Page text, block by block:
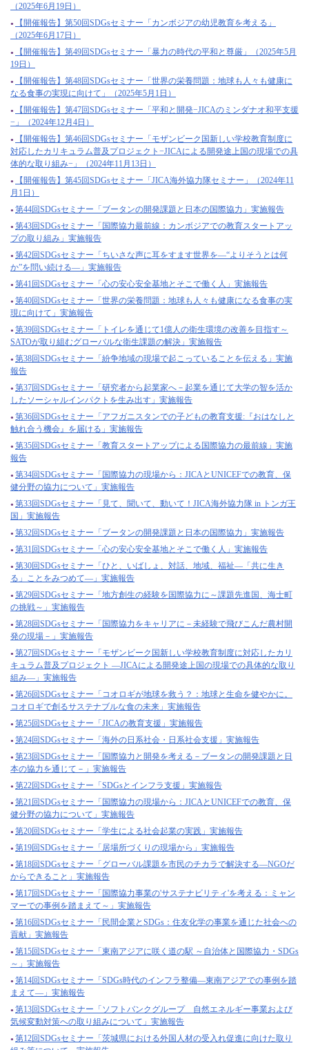
（2025年6月19日）
【開催報告】第50回SDGsセミナー「カンボジアの幼児教育を考える」
（2025年6月17日）
【開催報告】第49回SDGsセミナー「暴力の時代の平和と尊厳」（2025年5月
19日）
【開催報告】第48回SDGsセミナー「世界の栄養問題：地球も人々も健康に
なる食事の実現に向けて」（2025年5月1日）
【開催報告】第47回SDGsセミナー「平和と開発−JICAのミンダナオ和平支援
−」（2024年12月4日）
【開催報告】第46回SDGsセミナー「モザンビーク国新しい学校教育制度に
対応したカリキュラム普及プロジェクト−JICAによる開発途上国の現場での具
体的な取り組み−」（2024年11月13日）
【開催報告】第45回SDGsセミナー「JICA海外協力隊セミナー」（2024年11
月1日）
第44回SDGsセミナー「ブータンの開発課題と日本の国際協力」実施報告
第43回SDGsセミナー「国際協力最前線：カンボジアでの教育スタートアッ
プの取り組み」実施報告
第42回SDGsセミナー「ちいさな声に耳をすます世界を―“よりそうとは何
か”を問い続ける―」実施報告
第41回SDGsセミナー「心の安心安全基地とそこで働く人」実施報告
第40回SDGsセミナー「世界の栄養問題：地球も人々も健康になる食事の実
現に向けて」実施報告
第39回SDGsセミナー「トイレを通じて1億人の衛生環境の改善を目指す～
SATOが取り組むグローバルな衛生課題の解決」実施報告
第38回SDGsセミナー「紛争地域の現場で起こっていることを伝える」実施
報告
第37回SDGsセミナー「研究者から起業家へ－起業を通じて大学の智を活か
したソーシャルインパクトを生み出す」実施報告
第36回SDGsセミナー「アフガニスタンでの子どもの教育支援:『おはなしと
触れ合う機会』を届ける」実施報告
第35回SDGsセミナー「教育スタートアップによる国際協力の最前線」実施
報告
第34回SDGsセミナー「国際協力の現場から：JICAとUNICEFでの教育、保
健分野の協力について」実施報告
第33回SDGsセミナー「見て、聞いて、動いて！JICA海外協力隊 in トンガ王
国」実施報告
第32回SDGsセミナー「ブータンの開発課題と日本の国際協力」実施報告
第31回SDGsセミナー「心の安心安全基地とそこで働く人」実施報告
第30回SDGsセミナー「ひと、いばしょ、対話、地域、福祉―「共に生き
る」ことをみつめて―」実施報告
第29回SDGsセミナー「地方創生の経験を国際協力に～課題先進国、海士町
の挑戦～」実施報告
第28回SDGsセミナー「国際協力をキャリアに－未経験で飛びこんだ農村開
発の現場－」実施報告
第27回SDGsセミナー「モザンビーク国新しい学校教育制度に対応したカリ
キュラム普及プロジェクト ―JICAによる開発途上国の現場での具体的な取り
組み―」実施報告
第26回SDGsセミナー「コオロギが地球を救う？：地球と生命を健やかに。
コオロギで創るサステナブルな食の未来」実施報告
第25回SDGsセミナー「JICAの教育支援」実施報告
第24回SDGsセミナー「海外の日系社会・日系社会支援」実施報告
第23回SDGsセミナー「国際協力と開発を考える－ブータンの開発課題と日
本の協力を通じて－」実施報告
第22回SDGsセミナー「SDGsとインフラ支援」実施報告
第21回SDGsセミナー「国際協力の現場から：JICAとUNICEFでの教育、保
健分野の協力について」実施報告
第20回SDGsセミナー「学生による社会起業の実践」実施報告
第19回SDGsセミナー「居場所づくりの現場から」実施報告
第18回SDGsセミナー「グローバル課題を市民のチカラで解決する―NGOだ
からできること」実施報告
第17回SDGsセミナー「国際協力事業の'サステナビリティ'を考える：ミャン
マーでの事例を踏まえて～」実施報告
第16回SDGsセミナー「民間企業とSDGs：住友化学の事業を通じた社会への
貢献」実施報告
第15回SDGsセミナー「東南アジアに咲く道の駅 ～自治体と国際協力・SDGs
～」実施報告
第14回SDGsセミナー「SDGs時代のインフラ整備―東南アジアでの事例を踏
まえて―」実施報告
第13回SDGsセミナー「ソフトバンクグループ 自然エネルギー事業および
気候変動対策への取り組みについて」実施報告
第12回SDGsセミナー「茨城県における外国人材の受入れ促進に向けた取り